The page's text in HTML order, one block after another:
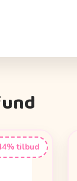
tilbud